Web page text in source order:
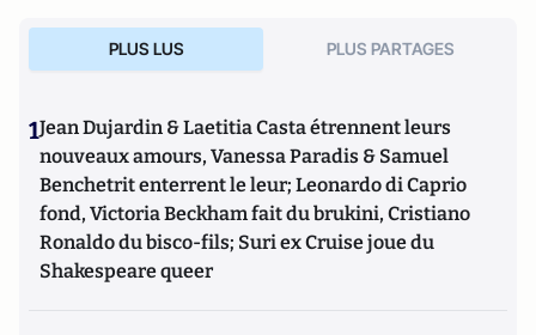
PLUS LUS PLUS PARTAGES
1Jean Dujardin & Laetitia Casta étrennent leurs
nouveaux amours, Vanessa Paradis & Samuel
Benchetrit enterrent le leur; Leonardo di Caprio
fond, Victoria Beckham fait du brukini, Cristiano
Ronaldo du bisco-fils; Suri ex Cruise joue du
Shakespeare queer